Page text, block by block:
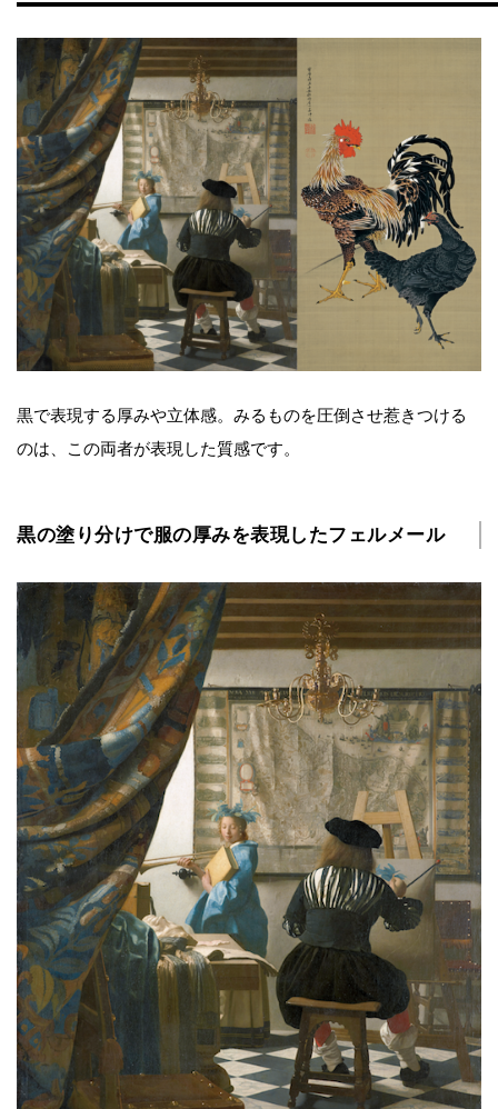
黒で表現する厚みや立体感。みるものを圧倒させ惹きつける
のは、この両者が表現した質感です。
黒の塗り分けで服の厚みを表現したフェルメール